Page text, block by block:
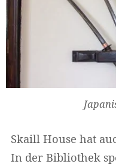
Skaill House hat
In der Bibliothek